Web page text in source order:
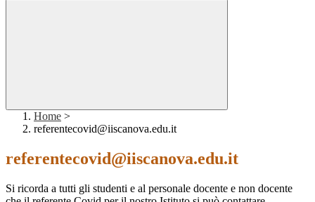
Home >
referentecovid@iiscanova.edu.it
referentecovid@iiscanova.edu.it
Si ricorda a tutti gli studenti e al personale docente e non docente